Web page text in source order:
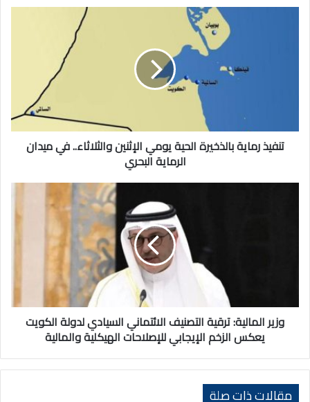
ميدان
الرمايةتنفيذ رماية بالذخيرة الحية يومي الإثنين والثلاثاء.. في ميدان
الرماية البحري
يعكس
الزخم
الإيجابي
للإصلاحات
الهيكلية
وزير المالية: ترقية التصنيف الائتماني السيادي لدولة الكويت
يعكس الزخم الإيجابي للإصلاحات الهيكلية والمالية
مقالات ذات صلة